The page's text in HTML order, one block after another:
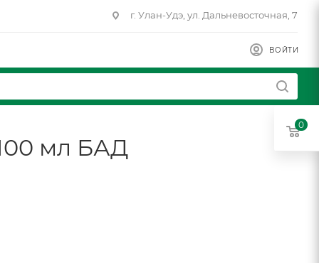
г. Улан-Удэ, ул. Дальневосточная, 7
ВОЙТИ
мл БАД
0